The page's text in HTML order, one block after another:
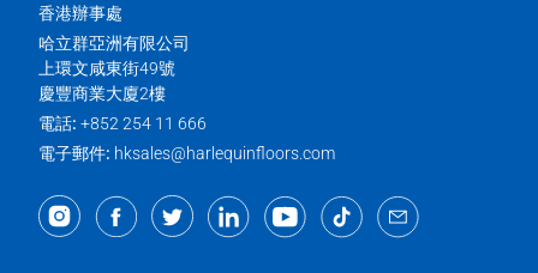
香港辦事處
哈立群亞洲有限公司
上環文咸東街49號
慶豐商業大廈2樓
電話: +852 254 11 666
電子郵件: hksales@harlequinfloors.com